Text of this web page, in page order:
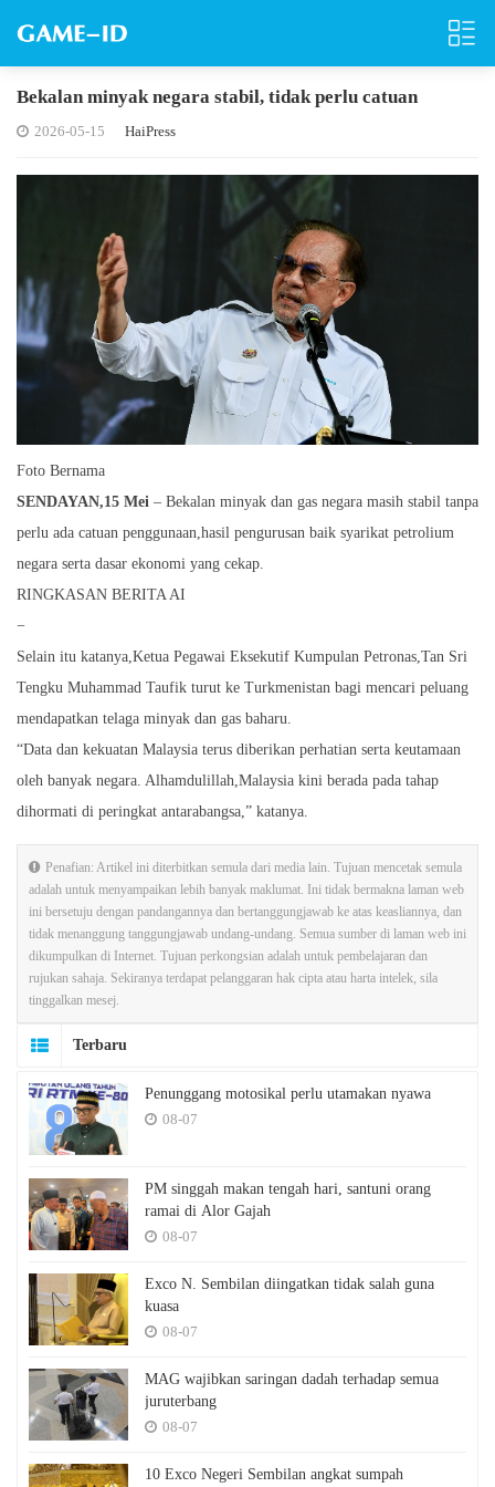
Bekalan minyak negara stabil, tidak perlu catuan
2026-05-15 HaiPress
Foto Bernama
SENDAYAN,15 Mei – Bekalan minyak dan gas negara masih stabil tanpa
perlu ada catuan penggunaan,hasil pengurusan baik syarikat petrolium
negara serta dasar ekonomi yang cekap.
RINGKASAN BERITA AI
−
Selain itu katanya,Ketua Pegawai Eksekutif Kumpulan Petronas,Tan Sri
Tengku Muhammad Taufik turut ke Turkmenistan bagi mencari peluang
mendapatkan telaga minyak dan gas baharu.
“Data dan kekuatan Malaysia terus diberikan perhatian serta keutamaan
oleh banyak negara. Alhamdulillah,Malaysia kini berada pada tahap
dihormati di peringkat antarabangsa,” katanya.
Penafian: Artikel ini diterbitkan semula dari media lain. Tujuan mencetak semula
adalah untuk menyampaikan lebih banyak maklumat. Ini tidak bermakna laman web
ini bersetuju dengan pandangannya dan bertanggungjawab ke atas keasliannya, dan
tidak menanggung tanggungjawab undang-undang. Semua sumber di laman web ini
dikumpulkan di Internet. Tujuan perkongsian adalah untuk pembelajaran dan
rujukan sahaja. Sekiranya terdapat pelanggaran hak cipta atau harta intelek, sila
tinggalkan mesej.
Terbaru
Penunggang motosikal perlu utamakan nyawa
08-07
PM singgah makan tengah hari, santuni orang
ramai di Alor Gajah
08-07
Exco N. Sembilan diingatkan tidak salah guna
kuasa
08-07
MAG wajibkan saringan dadah terhadap semua
juruterbang
08-07
10 Exco Negeri Sembilan angkat sumpah